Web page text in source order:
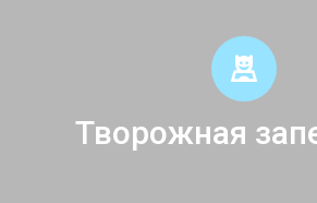
Творожная